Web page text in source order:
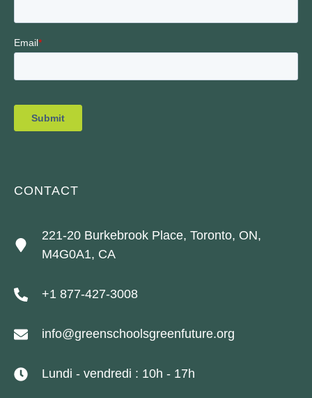
CONTACT
221-20 Burkebrook Place, Toronto, ON,
M4G0A1, CA
+1 877-427-3008
info@greenschoolsgreenfuture.org
Lundi - vendredi : 10h - 17h